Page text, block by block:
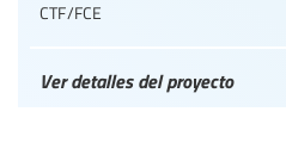
CTF/FCE
Ver detalles del proyecto